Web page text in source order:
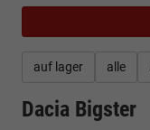
auf lager alle
Dacia Bigster